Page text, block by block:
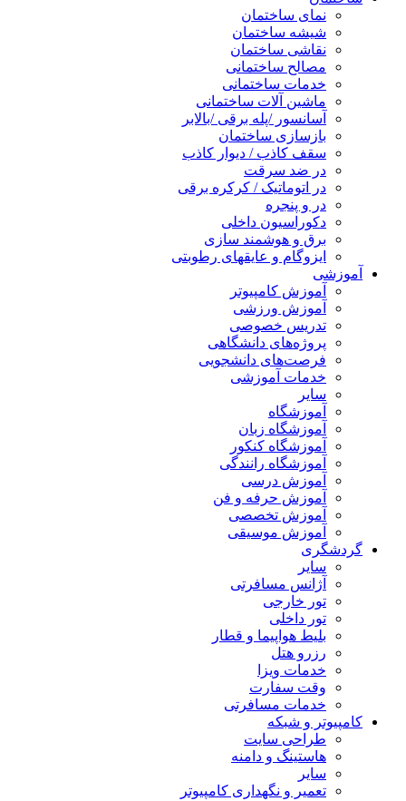
نمای ساختمان
شیشه ساختمان
نقاشی ساختمان
مصالح ساختمانی
خدمات ساختمانی
ماشین آلات ساختمانی
آسانسور /پله برقی /بالابر
بازسازی ساختمان
سقف کاذب / دیوار کاذب
در ضد سرقت
در اتوماتیک / کرکره برقی
در و پنجره
دکوراسیون داخلی
برق و هوشمند سازی
ایزوگام و عایقهای رطوبتی
آموزشی
آموزش کامپیوتر
آموزش ورزشی
تدریس خصوصی
پروژه‌های دانشگاهی
فرصت‌های دانشجویی
خدمات آموزشی
سایر
آموزشگاه
آموزشگاه زبان
آموزشگاه کنکور
آموزشگاه رانندگی
آموزش درسی
آموزش حرفه و فن
آموزش تخصصی
آموزش موسیقی
گردشگری
سایر
آژانس مسافرتی
تور خارجی
تور داخلی
بلیط هواپیما و قطار
رزرو هتل
خدمات ویزا
وقت سفارت
خدمات مسافرتی
کامپیوتر و شبکه
طراحی سایت
هاستینگ و دامنه
سایر
تعمیر و نگهداری کامپیوتر